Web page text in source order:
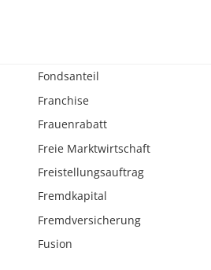
Fondsanteil
Franchise
Frauenrabatt
Freie Marktwirtschaft
Freistellungsauftrag
Fremdkapital
Fremdversicherung
Fusion